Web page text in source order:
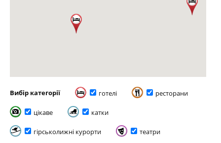
Вибір категорії готелі ресторани
цікаве катки
гірськолижні курорти театри